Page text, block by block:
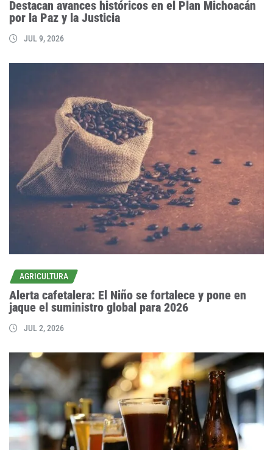
Destacan avances históricos en el Plan Michoacán
por la Paz y la Justicia
JUL 9, 2026
AGRICULTURA
Alerta cafetalera: El Niño se fortalece y pone en
jaque el suministro global para 2026
JUL 2, 2026